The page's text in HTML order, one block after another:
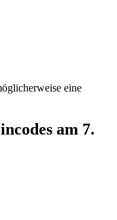
eine
am 7.